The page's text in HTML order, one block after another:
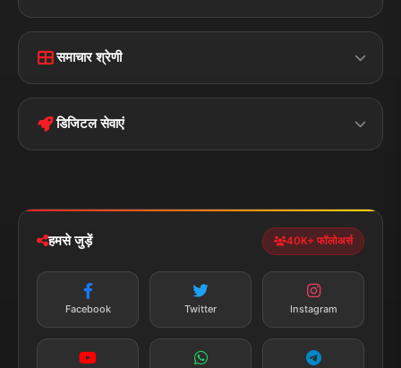
Home Contact Us
Terms &
Conditions
Privacy Policy
समाचार श्रेणी
बिहार क्राइम
पॉलिटिकल झारखण्ड
डिजिटल सेवाएं
न्यूज़ अलर्ट
तत्काल अपडेट
सब्सक्राइब करें
हमसे जुड़ें 40K+ फॉलोअर्स
Facebook Twitter Instagram